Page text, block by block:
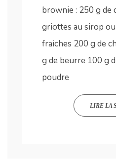
brownie : 250 g de
griottes au sirop
fraiches 200 g de
g de beurre 100 g
poudre
LIRE LA